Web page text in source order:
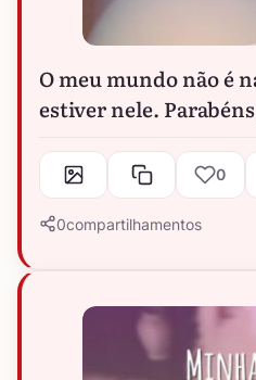
O meu mundo não é
estiver nele.
0
0compartilhamentos